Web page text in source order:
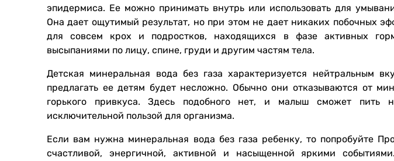
эпидермиса. Ее можно принимать внутрь или использовать для
Она дает ощутимый результат, но при этом не дает никаких побочных
для совсем крох и подростков, находящихся в фазе активных
высыпаниями по лицу, спине, груди и другим частям тела.
Детская минеральная вода без газа характеризуется нейтральным
предлагать ее детям будет несложно. Обычно они отказываются от
горького привкуса. Здесь подобного нет, и малыш сможет пить
исключительной пользой для организма.
Если вам нужна минеральная вода без газа ребенку, то попробуйте
счастливой, энергичной, активной и насыщенной яркими